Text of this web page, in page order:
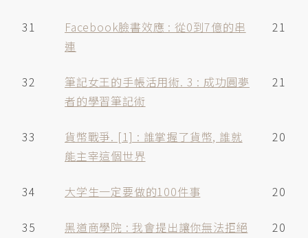
31
Facebook臉書效應 : 從0到7億的串
連
21
32
筆記女王的手帳活用術. 3 : 成功圓夢
者的學習筆記術
21
33
貨幣戰爭. [1] : 誰掌握了貨幣, 誰就
能主宰這個世界
20
34 大学生一定要做的100件事 20
35 黑道商學院 : 我會提出讓你無法拒絕 20